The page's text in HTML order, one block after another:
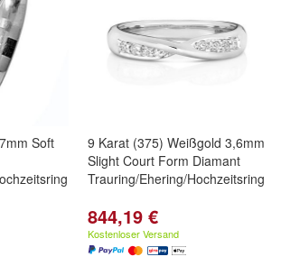
Soft
9 Karat (375) Weißgold 3,6mm
Slight Court Form Diamant
Trauring/Ehering/Hochzeitsring
844,19 €
Kostenloser Versand